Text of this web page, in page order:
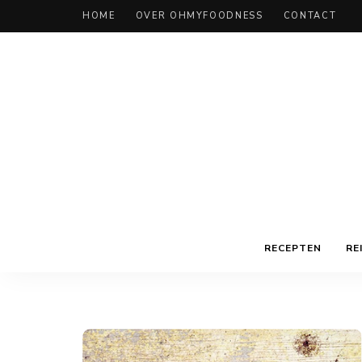
HOME OVER OHMYFOODNESS CONTACT
RECEPTEN